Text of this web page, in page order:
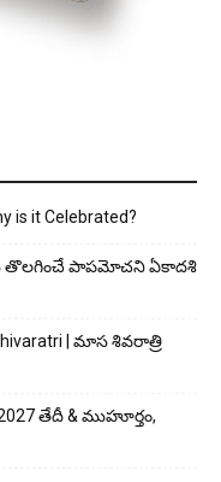
is it Celebrated?
తొలగించే పాపమోచని ఏకాదశి
| మాస శివరాత్రి
తేదీ & ముహూర్తం,